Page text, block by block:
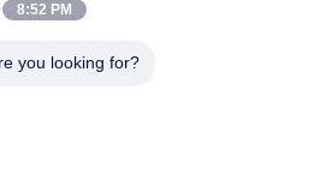
8:52 PM
you looking for?